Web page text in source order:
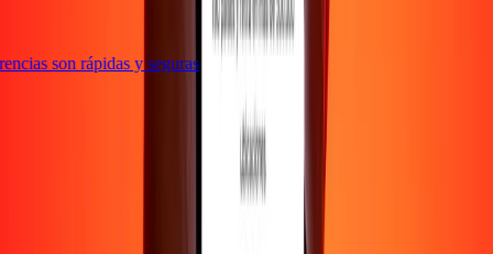
son rápidas y seguras